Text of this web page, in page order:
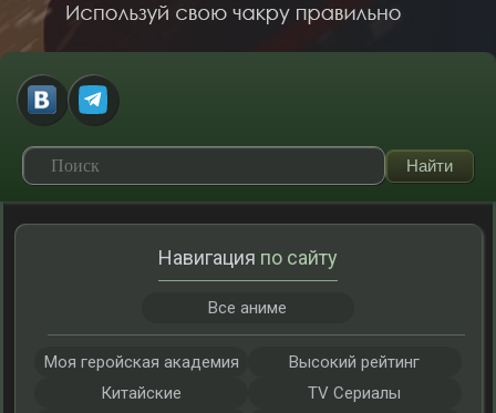
Навигация по сайту
Все аниме
Моя геройская академия
Высокий рейтинг
Китайские
TV Сериалы